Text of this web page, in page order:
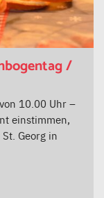
/
10.00 Uhr –
einstimmen,
Georg in